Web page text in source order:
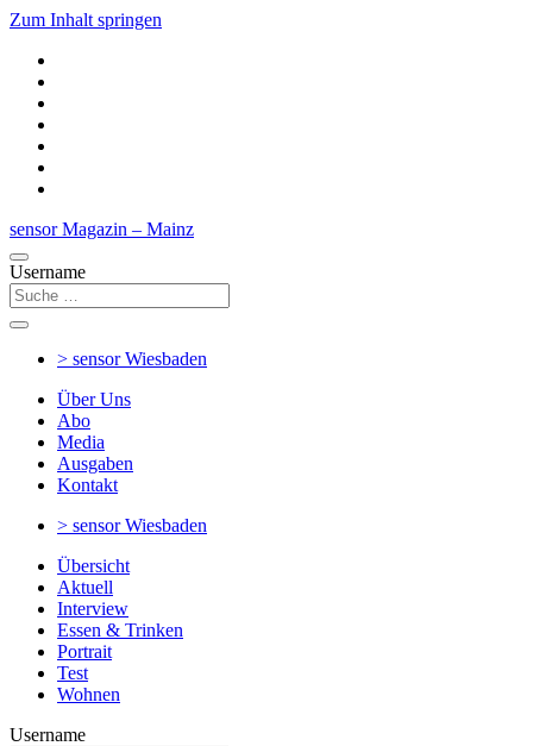
Zum Inhalt springen
sensor Magazin – Mainz
Username
> sensorWiesbaden
Über Uns
Abo
Media
Ausgaben
Kontakt
> sensorWiesbaden
Übersicht
Aktuell
Interview
Essen & Trinken
Portrait
Test
Wohnen
Username